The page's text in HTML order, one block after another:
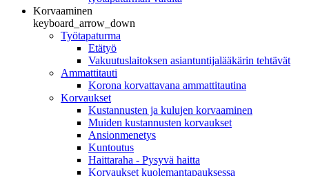
Korvaaminen
keyboard_arrow_down
Työtapaturma
Etätyö
Vakuutuslaitoksen asiantuntijalääkärin tehtävät
Ammattitauti
Korona korvattavana ammattitautina
Korvaukset
Kustannusten ja kulujen korvaaminen
Muiden kustannusten korvaukset
Ansionmenetys
Kuntoutus
Haittaraha - Pysyvä haitta
Korvaukset kuolemantapauksessa